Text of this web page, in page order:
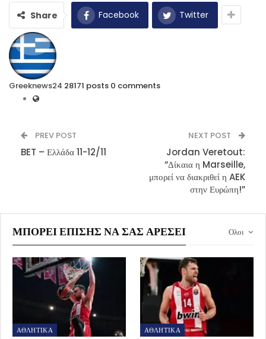
Share Facebook Twitter
Greeknews24 28171 posts 0 comments
PREV POST
BET – Ελλάδα 11-12/11
NEXT POST
Jordan Veretout:
“Δίκαια η Marseille,
μπορεί να διακριθεί η AEK
στην Ευρώπη!”
Ολοι
ΜΠΟΡΕΊ ΕΠΊΣΗΣ ΝΑ ΣΑΣ ΑΡΈΣΕΙ
ΑΘΛΗΤΙΚΑ ΑΘΛΗΤΙΚΑ